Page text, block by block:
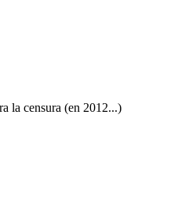
la censura (en 2012...)